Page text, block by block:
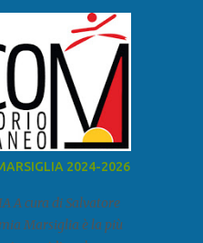
2024-2026
A cura di Salvatore
Marsiglia è la più